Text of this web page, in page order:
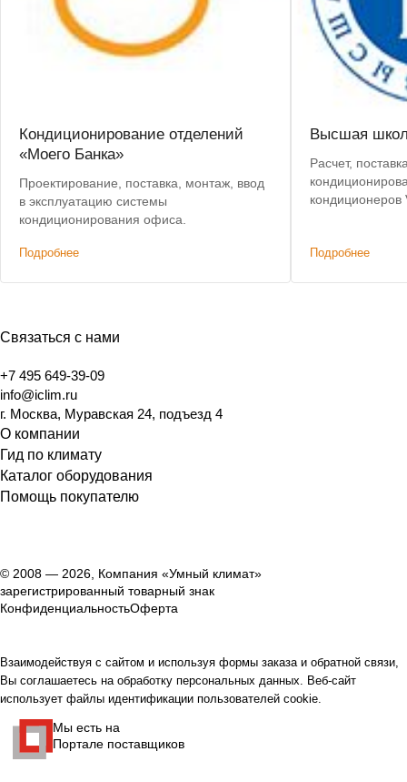
Кондиционирование отделений
«Моего Банка»
Проектирование, поставка, монтаж, ввод
в эксплуатацию системы
кондиционирования офиса.
Подробнее
Высшая
Расчет,
кондиционеров
Подробнее
Связаться с нами
+7 495 649-39-09
info@iclim.ru
г. Москва, Муравская 24, подъезд 4
О компании
Гид по климату
Каталог оборудования
Помощь покупателю
© 2008 — 2026, Компания «Умный климат»
зарегистрированный товарный знак
КонфиденциальностьОферта
Взаимодействуя с сайтом и используя формы заказа и обратной связи,
Вы соглашаетесь на обработку персональных данных. Веб-сайт
использует файлы идентификации пользователей cookie.
Мы есть на
Портале поставщиков